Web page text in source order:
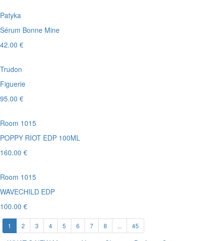
Patyka
Sérum Bonne Mine
42.00 €
Trudon
Figuerie
95.00 €
Room 1015
POPPY RIOT EDP 100ML
160.00 €
Room 1015
WAVECHILD EDP
100.00 €
1 2 3 4 5 6 7 8 ... 45